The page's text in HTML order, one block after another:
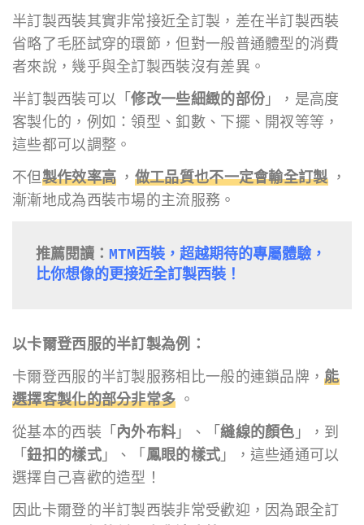
半訂製西裝其實非常接近全訂製，差在半訂製西裝
省略了毛胚試穿的環節，但對一般普通體型的消費
者來說，幾乎與全訂製西裝沒有差異。
半訂製西裝可以「修改一些細緻的部份 」，是高度
客製化的，例如：領型、釦數、下擺、開衩等等，
這些都可以調整。
不但製作效率高 ， 做工品質也不一定會輸全訂製，
漸漸地成為西裝市場的主流服務。
推薦閱讀： MTM西裝，超越期待的專屬體驗，
比你想像的更接近全訂製西裝！
以卡爾登西服的半訂製為例：
卡爾登西服的半訂製服務相比一般的連鎖品牌，能
選擇客製化的部分非常多 。
從基本的西裝「內外布料 」、「縫線的顏色 」，到
「鈕扣的樣式」、「鳳眼的樣式 」，這些通通可以
選擇自己喜歡的造型！
因此卡爾登的半訂製西裝非常受歡迎，因為跟全訂